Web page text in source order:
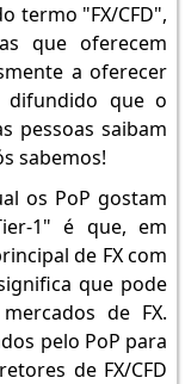
termo "FX/CFD",
que oferecem
a oferecer
difundido que o
pessoas saibam
sabemos!
os PoP gostam
1" é que, em
de FX com
que pode
de FX.
pelo PoP para
de FX/CFD